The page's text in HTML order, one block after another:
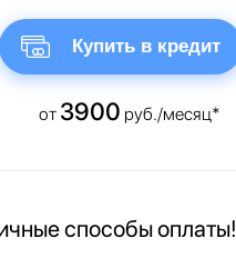
Купить в кредит
от 3900 руб./месяц*
способы оплаты!